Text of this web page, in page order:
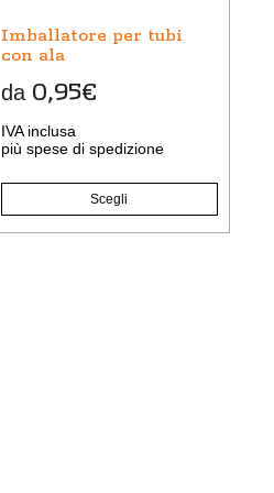
Imballatore per tubi
con ala
da 0,95€
IVA inclusa
più spese di spedizione
Scegli
nella
del